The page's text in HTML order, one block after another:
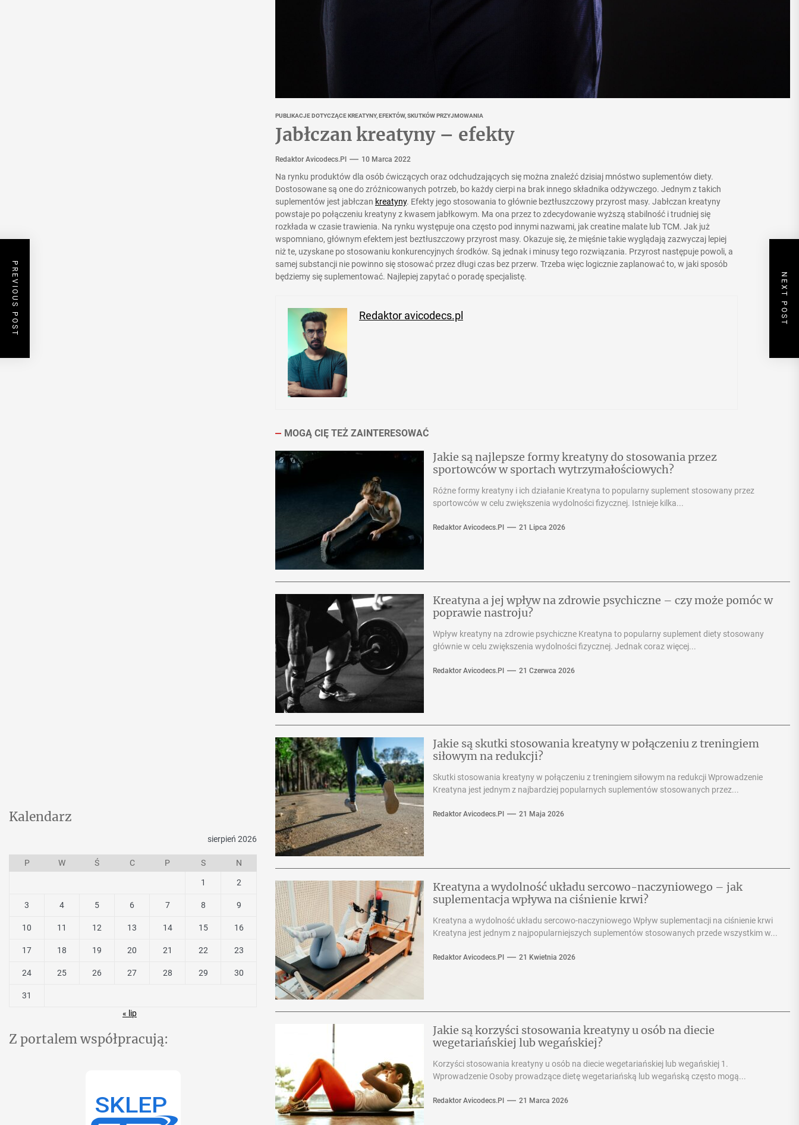
PUBLIKACJE DOTYCZĄCE KREATYNY, EFEKTÓW, SKUTKÓW PRZYJMOWANIA
Jabłczan kreatyny – efekty
Redaktor Avicodecs.pl 10 Marca 2022
Na rynku produktów dla osób ćwiczących oraz odchudzających się można znaleźć dzisiaj mnóstwo suplementów diety.
Dostosowane są one do zróżnicowanych potrzeb, bo każdy cierpi na brak innego składnika odżywczego. Jednym z takich
suplementów jest jabłczan kreatyny. Efekty jego stosowania to głównie beztłuszczowy przyrost masy. Jabłczan kreatyny
powstaje po połączeniu kreatyny z kwasem jabłkowym. Ma ona przez to zdecydowanie wyższą stabilność i trudniej się
rozkłada w czasie trawienia. Na rynku występuje ona często pod innymi nazwami, jak creatine malate lub TCM. Jak już
wspomniano, głównym efektem jest beztłuszczowy przyrost masy. Okazuje się, że mięśnie takie wyglądają zazwyczaj lepiej
niż te, uzyskane po stosowaniu konkurencyjnych środków. Są jednak i minusy tego rozwiązania. Przyrost następuje powoli, a
samej substancji nie powinno się stosować przez długi czas bez przerw. Trzeba więc logicznie zaplanować to, w jaki sposób
będziemy się suplementować. Najlepiej zapytać o poradę specjalistę.
Redaktor avicodecs.pl
PREVIOUS POST NEXT POST
MOGĄ CIĘ TEŻ ZAINTERESOWAĆ
Jakie są najlepsze formy kreatyny do stosowania przez
sportowców w sportach wytrzymałościowych?
Różne formy kreatyny i ich działanie Kreatyna to popularny suplement stosowany przez
sportowców w celu zwiększenia wydolności fizycznej. Istnieje kilka...
Redaktor Avicodecs.pl 21 Lipca 2026
Kreatyna a jej wpływ na zdrowie psychiczne – czy może pomóc w
poprawie nastroju?
Wpływ kreatyny na zdrowie psychiczne Kreatyna to popularny suplement diety stosowany
głównie w celu zwiększenia wydolności fizycznej. Jednak coraz więcej...
Redaktor Avicodecs.pl 21 Czerwca 2026
Jakie są skutki stosowania kreatyny w połączeniu z treningiem
siłowym na redukcji?
Skutki stosowania kreatyny w połączeniu z treningiem siłowym na redukcji Wprowadzenie
Kreatyna jest jednym z najbardziej popularnych suplementów stosowanych przez...
Redaktor Avicodecs.pl 21 Maja 2026
Kreatyna a wydolność układu sercowo-naczyniowego – jak
suplementacja wpływa na ciśnienie krwi?
Kreatyna a wydolność układu sercowo-naczyniowego Wpływ suplementacji na ciśnienie krwi
Kreatyna jest jednym z najpopularniejszych suplementów stosowanych przede wszystkim w...
Redaktor Avicodecs.pl 21 Kwietnia 2026
Jakie są korzyści stosowania kreatyny u osób na diecie
wegetariańskiej lub wegańskiej?
Korzyści stosowania kreatyny u osób na diecie wegetariańskiej lub wegańskiej 1.
Wprowadzenie Osoby prowadzące dietę wegetariańską lub wegańską często mogą...
Redaktor Avicodecs.pl 21 Marca 2026
Kalendarz
sierpień 2026
P W Ś C P S N
1 2
3 4 5 6 7 8 9
10 11 12 13 14 15 16
17 18 19 20 21 22 23
24 25 26 27 28 29 30
31
« lip
Z portalem współpracują: